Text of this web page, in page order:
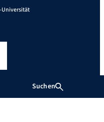
Suchen
Universität